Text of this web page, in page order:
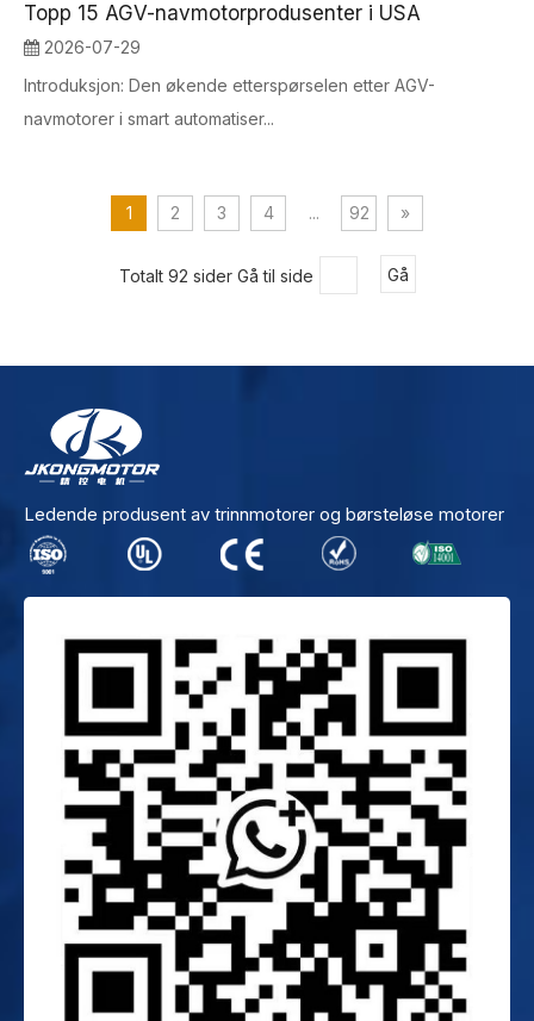
Topp 15 AGV-navmotorprodusenter i USA
2026-07-29
Introduksjon: Den økende etterspørselen etter AGV-
navmotorer i smart automatiser...
1 2 3 4 ... 92 »
Totalt 92 sider Gå til side Gå
Ledende produsent av trinnmotorer og børsteløse motorer